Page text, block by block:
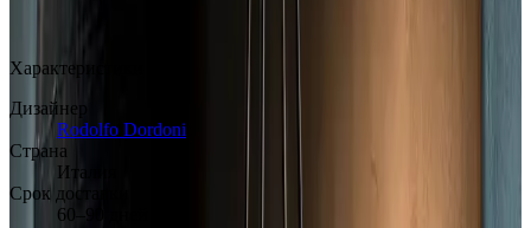
Характеристики
Дизайнер
Rodolfo Dordoni
Страна
Италия
Срок доставки
60–90 дней